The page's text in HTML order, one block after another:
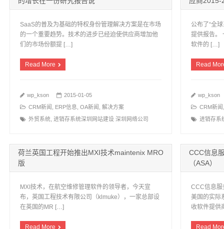
SaaS的普及为基础的特权身份管理解决方案是在市场
的一个重要趋势。技术的进步已经迫使供应商增加他
们的市场份额提 […]
Read More
wp_kson
2015-01-05
CRM新闻
ERP信息 OA新闻
解决方案
外贸系统 进销存系统深圳网站建设 深圳网络公司
公布了“全
提供报告。
软件的 […]
Read
wp_kson
CRM新闻
进销存系
荷兰英国工程开始推出MXI技术maintenix MRO
版
MXI技术，在航空维修管理软件的领导者，今天宣
布，英国工程技术有限公司（klmuke），一家总部设
在英国的MR […]
Read More
CCC信息
（ASA）
CCC信息服
美国的实际
收软件提供
Read